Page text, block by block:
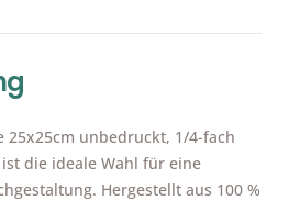
25x25cm unbedruckt, 1/4-fach
die ideale Wahl für eine
Hergestellt aus 100 %